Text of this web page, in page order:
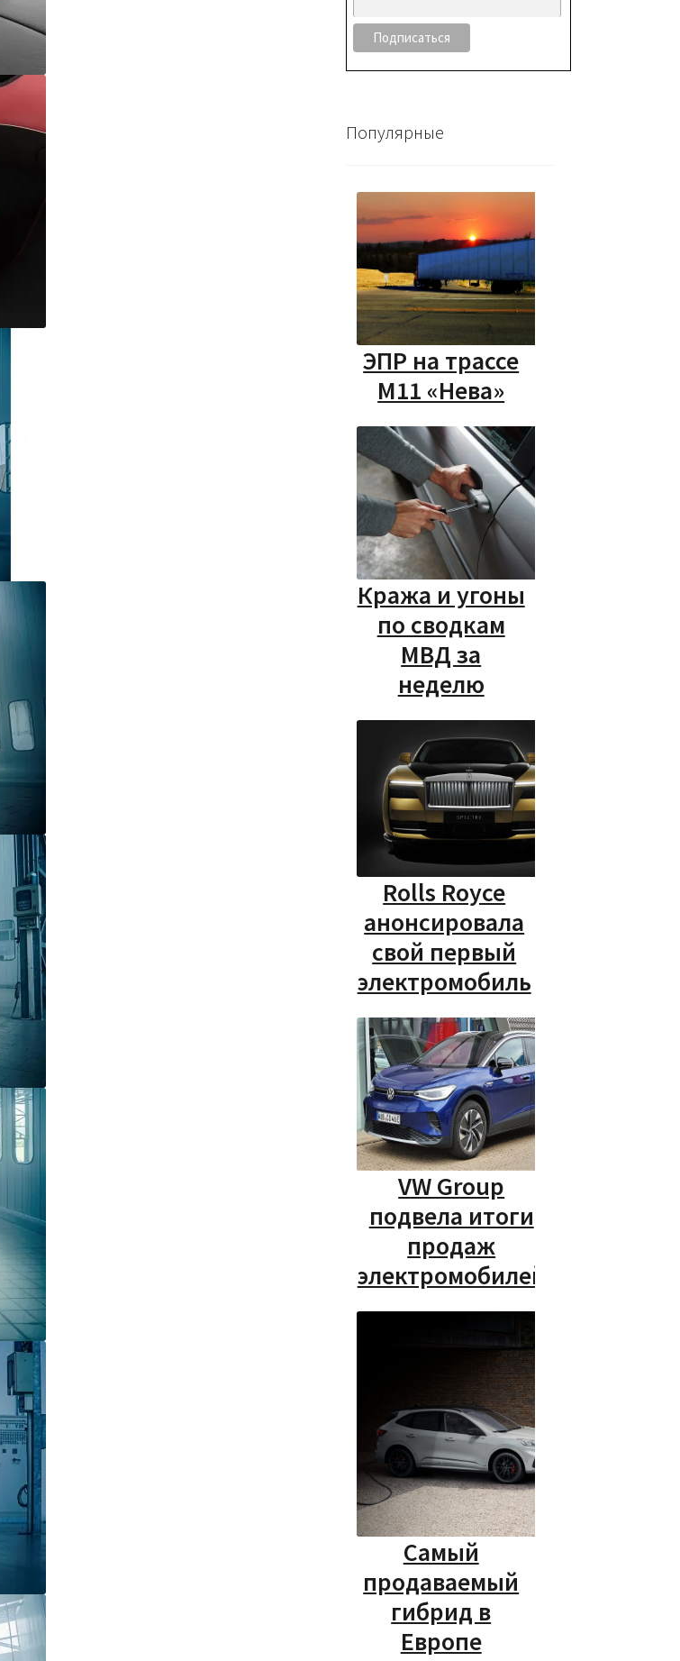
Популярные
ЭПР на трассе
М11 «Нева»
Кража и угоны
по сводкам
МВД за
неделю
Rolls Royce
анонсировала
свой первый
электромобиль
VW Group
подвела итоги
продаж
электромобилей
Самый
продаваемый
гибрид в
Европе